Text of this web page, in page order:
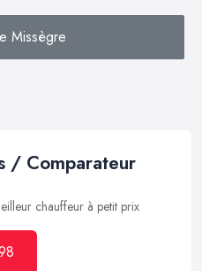
Missègre
/ Comparateur
chauffeur à petit prix